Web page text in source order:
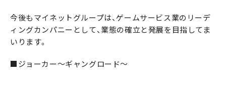
今後もマイネットグループは、ゲームサービス業のリーデ
ィングカンパニーとして、業態の確立と発展を目指してま
いります。
■ジョーカー～ギャングロード～